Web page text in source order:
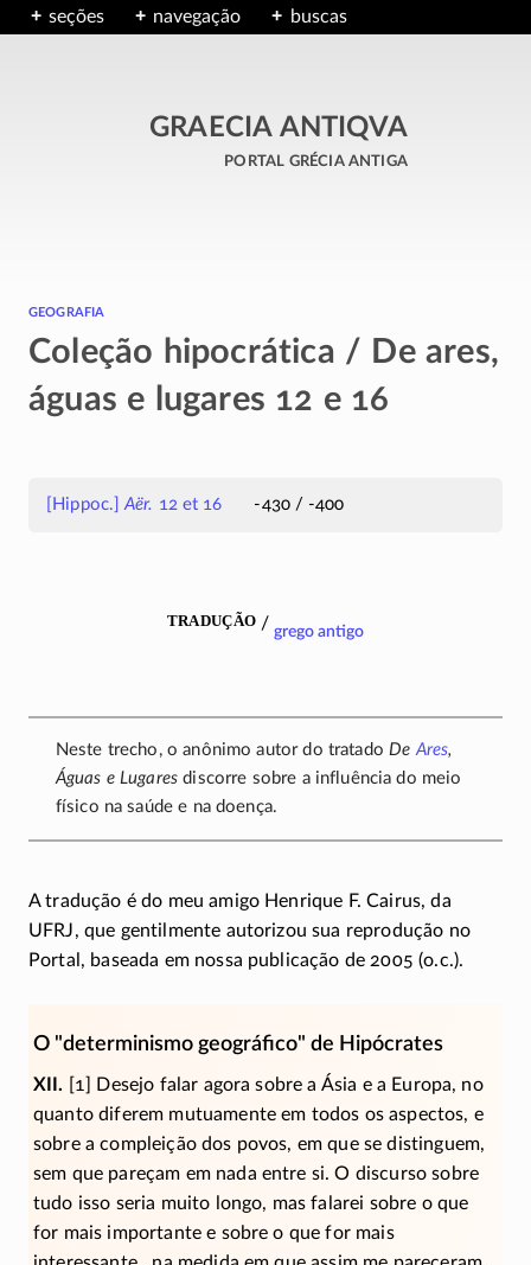
seções navegação buscas
GRAECIA ANTIQVA
portal grécia antiga
geografia
Coleção hipocrática / De ares,
águas e lugares 12 e 16
[Hippoc.]Aër. 12 et 16 -430 / -400
tradução / grego antigo
Neste trecho, o anônimo autor do tratadoDeAres,
Águas e Lugares discorre sobre a influência do meio
físico na saúde e na doença.
A tradução é do meu amigo Henrique F. Cairus, da
UFRJ, que gentilmente autorizou sua reprodução no
Portal, baseada em nossa publicação de 2005 (o.c.).
O determinismo geográfico de Hipócrates
XII.
[1] Desejo falar agora sobre a Ásia e a Europa, no
quanto diferem mutuamente em todos os aspectos, e
sobre a compleição dos povos, em que se distinguem,
sem que pareçam em nada entre si. O discurso sobre
tudo isso seria muito longo, mas falarei sobre o que
for mais importante e sobre o que for mais